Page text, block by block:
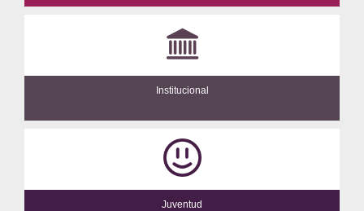
Institucional
Juventud